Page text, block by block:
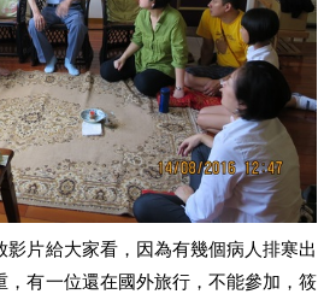
影片給大家看，因為有幾個病人排寒出
，有一位還在國外旅行，不能參加，筱